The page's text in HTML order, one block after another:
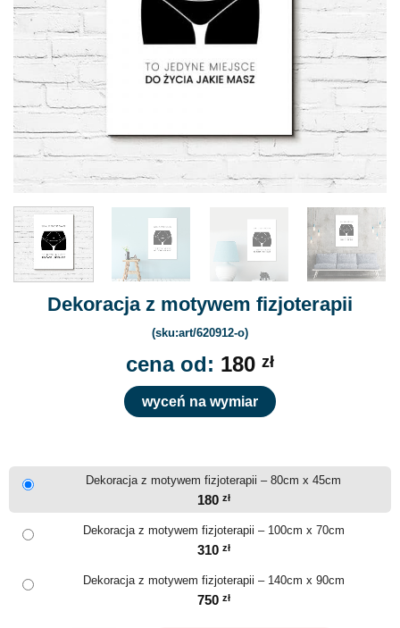
Dekoracja z motywem fizjoterapii
(sku:art/620912-o)
cena od: 180 zł
wyceń na wymiar
Dekoracja z motywem fizjoterapii – 80cm x 45cm
180 zł
Dekoracja z motywem fizjoterapii – 100cm x 70cm
310 zł
Dekoracja z motywem fizjoterapii – 140cm x 90cm
750 zł